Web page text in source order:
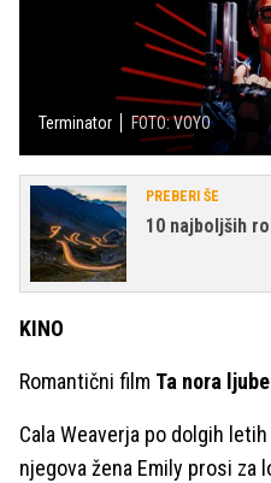
Terminator FOTO: VOYO
PREBERI ŠE
10 najboljših
KINO
Romantični film Ta nora
Cala Weaverja po dolgih
njegova žena Emily prosi za